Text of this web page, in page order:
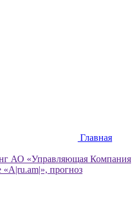
Главная
АО «Управляющая Компания
прогноз